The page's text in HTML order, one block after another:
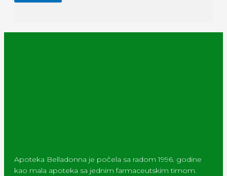
Apoteka Belladonna je počela sa radom 1996. godine
kao mala apoteka sa jednim farmaceutskim timom.